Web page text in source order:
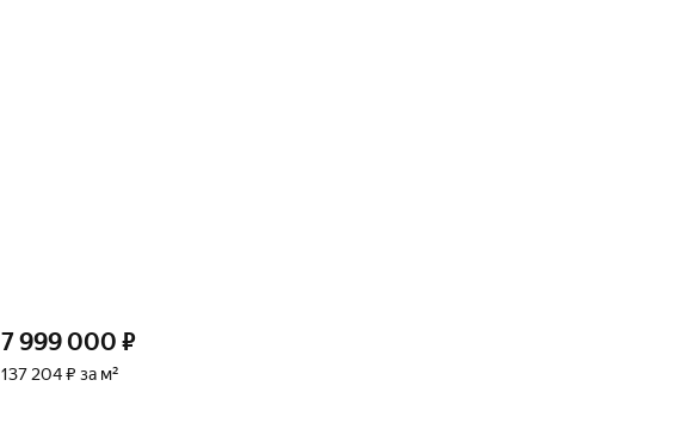
7 999 000 ₽
137 204 ₽ за м²